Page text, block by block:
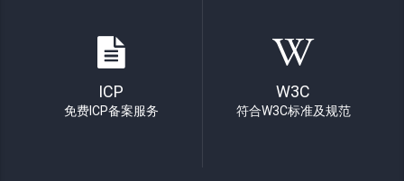
ICP
免费ICP备案服务
W3C
符合W3C标准及规范